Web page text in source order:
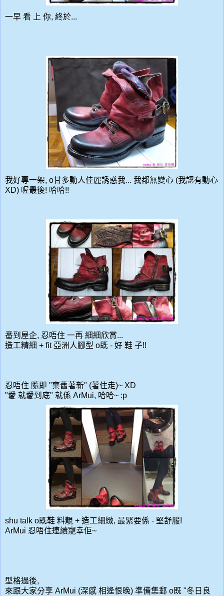
一早 看 上 你, 終於...
我好專一架, o甘多動人佳麗誘惑我... 我都無變心 (我認有動心
XD) 喔最後! 哈哈!!
番到屋企, 忍唔住 一再 細細欣賞...
造工精細 + fit 亞洲人腳型 o既 - 好 鞋 子!!
忍唔住 隨即 "棄舊著新" (著住走)~ XD
"愛 就愛到底" 就係 ArMui, 哈哈~ :p
shu talk o既鞋 料靚 + 造工細緻, 最緊要係 - 堅舒服!
ArMui 忍唔住連續寵幸佢~
型格過後,
來跟大家分享 ArMui (深感 相逄恨晚) 準備集郵 o既 "冬日良